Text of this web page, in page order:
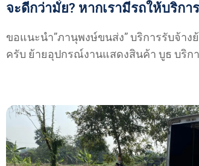
จะดีกว่ามั่ย? หากเรามีรถให้บริก
ขอแนะนำ”ภานุพงษ์ขนส่ง” บริการรับจ้า
ครับ ย้ายอุปกรณ์งานแสดงสินค้า บูธ บริ